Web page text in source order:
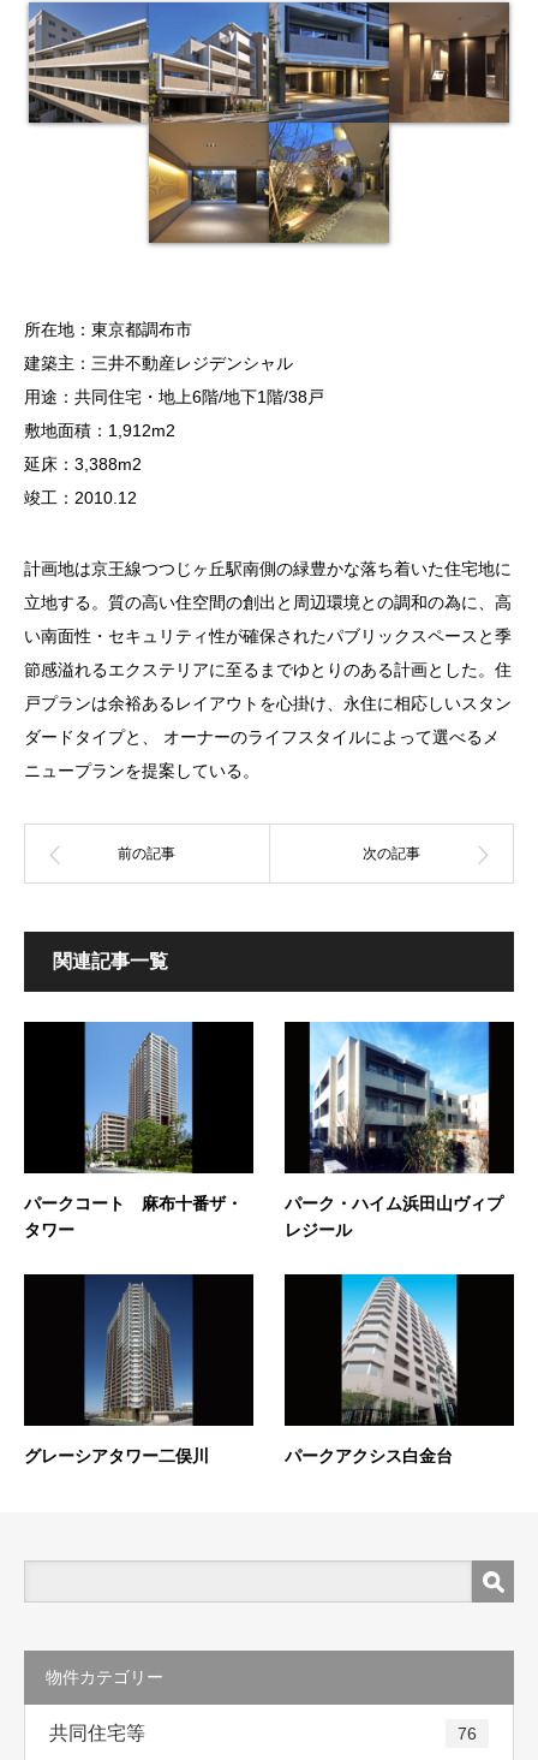
所在地：東京都調布市
建築主：三井不動産レジデンシャル
用途：共同住宅・地上6階/地下1階/38戸
敷地面積：1,912m2
延床：3,388m2
竣工：2010.12
計画地は京王線つつじヶ丘駅南側の緑豊かな落ち着いた住宅地に
立地する。質の高い住空間の創出と周辺環境との調和の為に、高
い南面性・セキュリティ性が確保されたパブリックスペースと季
節感溢れるエクステリアに至るまでゆとりのある計画とした。住
戸プランは余裕あるレイアウトを心掛け、永住に相応しいスタン
ダードタイプと、 オーナーのライフスタイルによって選べるメ
ニュープランを提案している。
関連記事一覧
パークコート 麻布十番ザ・
タワー
パーク・ハイム浜田山ヴィプ
レジール
グレーシアタワー二俣川 パークアクシス白金台
物件カテゴリー
共同住宅等 76